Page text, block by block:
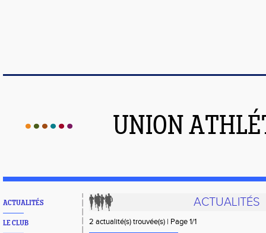
UNION
ACTUALITÉS
LE CLUB
ACTUALITÉS
2 actualité(s) trouvée(s) | Page 1/1